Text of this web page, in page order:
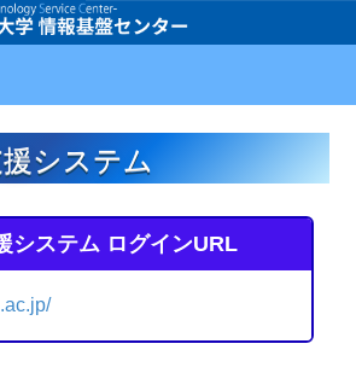
システム
システム ログインURL